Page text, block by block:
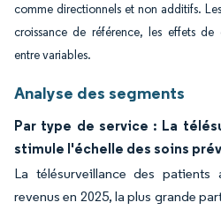
comme directionnels et non additifs.
croissance de référence, les effets
entre variables.
Analyse des segments
Par type de service : La
stimule l'échelle des soins
La télésurveillance des patients
revenus en 2025, la plus grande